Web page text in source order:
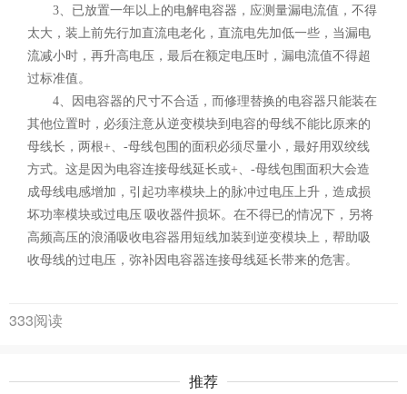
3、已放置一年以上的电解电容器，应测量漏电流值，不得
太大，装上前先行加直流电老化，直流电先加低一些，当漏电
流减小时，再升高电压，最后在额定电压时，漏电流值不得超
过标准值。
4、因电容器的尺寸不合适，而修理替换的电容器只能装在
其他位置时，必须注意从逆变模块到电容的母线不能比原来的
母线长，两根+、-母线包围的面积必须尽量小，最好用双绞线
方式。这是因为电容连接母线延长或+、-母线包围面积大会造
成母线电感增加，引起功率模块上的脉冲过电压上升，造成损
坏功率模块或过电压 吸收器件损坏。在不得已的情况下，另将
高频高压的浪涌吸收电容器用短线加装到逆变模块上，帮助吸
收母线的过电压，弥补因电容器连接母线延长带来的危害。
333阅读
推荐